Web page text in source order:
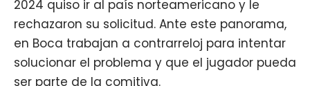
2024 quiso ir al país norteamericano y le
rechazaron su solicitud. Ante este panorama,
en Boca trabajan a contrarreloj para intentar
solucionar el problema y que el jugador pueda
ser parte de la comitiva.